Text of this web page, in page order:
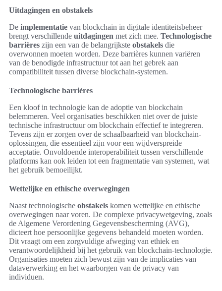
Uitdagingen en obstakels
De implementatie van blockchain in digitale identiteitsbeheer
brengt verschillende uitdagingen met zich mee. Technologische
barrières zijn een van de belangrijkste obstakels die
overwonnen moeten worden. Deze barrières kunnen variëren
van de benodigde infrastructuur tot aan het gebrek aan
compatibiliteit tussen diverse blockchain-systemen.
Technologische barrières
Een kloof in technologie kan de adoptie van blockchain
belemmeren. Veel organisaties beschikken niet over de juiste
technische infrastructuur om blockchain effectief te integreren.
Tevens zijn er zorgen over de schaalbaarheid van blockchain-
oplossingen, die essentieel zijn voor een wijdverspreide
acceptatie. Onvoldoende interoperabiliteit tussen verschillende
platforms kan ook leiden tot een fragmentatie van systemen, wat
het gebruik bemoeilijkt.
Wettelijke en ethische overwegingen
Naast technologische obstakels komen wettelijke en ethische
overwegingen naar voren. De complexe privacywetgeving, zoals
de Algemene Verordening Gegevensbescherming (AVG),
dicteert hoe persoonlijke gegevens behandeld moeten worden.
Dit vraagt om een zorgvuldige afweging van ethiek en
verantwoordelijkheid bij het gebruik van blockchain-technologie.
Organisaties moeten zich bewust zijn van de implicaties van
dataverwerking en het waarborgen van de privacy van
individuen.